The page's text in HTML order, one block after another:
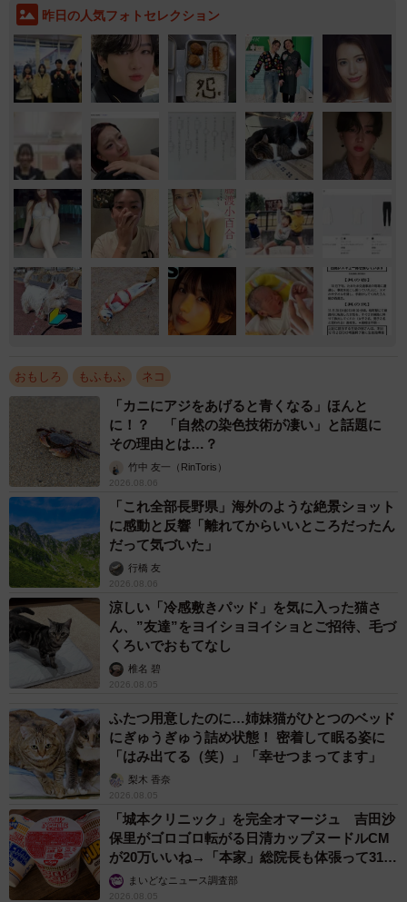
昨日の人気フォトセレクション
おもしろ もふもふ ネコ
「カニにアジをあげると青くなる」ほんと
に！？ 「自然の染色技術が凄い」と話題に
その理由とは…？
竹中 友一（RinToris）
2026.08.06
「これ全部長野県」海外のような絶景ショット
に感動と反響「離れてからいいところだったん
だって気づいた」
行橋 友
2026.08.06
涼しい「冷感敷きパッド」を気に入った猫さ
ん、”友達”をヨイショヨイショとご招待、毛づ
くろいでおもてなし
椎名 碧
2026.08.05
ふたつ用意したのに…姉妹猫がひとつのベッド
にぎゅうぎゅう詰め状態！ 密着して眠る姿に
「はみ出てる（笑）」「幸せつまってます」
梨木 香奈
2026.08.05
「城本クリニック」を完全オマージュ 吉田沙
保里がゴロゴロ転がる日清カップヌードルCM
が20万いいね→「本家」総院長も体張って31万
いいねまいどなニュース調査部
2026.08.05